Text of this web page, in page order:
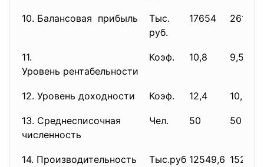
10. Балансовая прибыль
Тыс.
руб.
17654 26125
11.
Уровень рентабельности
Коэф. 10,8 9,5
12. Уровень доходности Коэф. 12,4 10,9
13. Среднесписочная
численность
Чел. 50 50
14. Производительность
Тыс.руб 12549,6 15217,2